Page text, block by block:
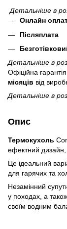
Детальніше в
Онлайн
Післяплата
Детальніше в
Офіційна
місяців від
Детальніше в
Опис
Термокухоль
ефектний дизайн,
Це ідеальний
для гарячих та
Незамінний
у походах, а
своїм водним